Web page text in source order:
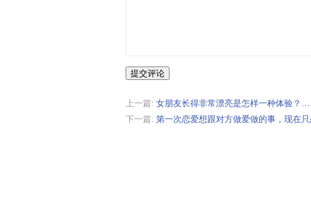
提交评论
上一篇: 女朋友长得非常漂亮是怎样一种体验？
下一篇: 第一次恋爱想跟对方做爱做的事，现在只